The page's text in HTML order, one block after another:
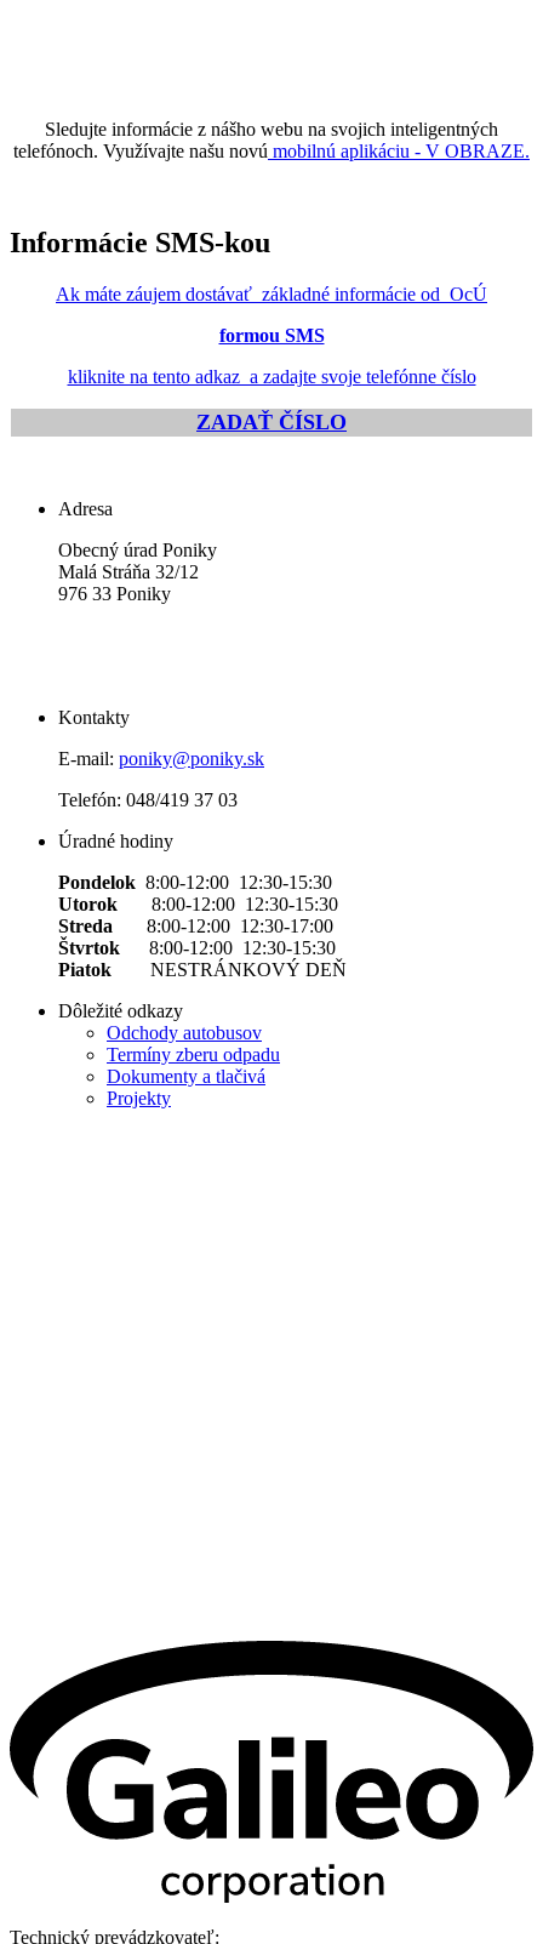
Sledujte informácie z nášho webu na svojich inteligentných
telefónoch. Využívajte našu novú mobilnú aplikáciu - V OBRAZE.
Informácie SMS-kou
Ak máte záujem dostávať základné informácie od OcÚ
formou SMS
kliknite na tento adkaz a zadajte svoje telefónne číslo
ZADAŤ ČÍSLO
Adresa
Obecný úrad Poniky
Malá Stráňa 32/12
976 33 Poniky
Kontakty
E-mail: poniky@poniky.sk
Telefón: 048/419 37 03
Úradné hodiny
Pondelok 8:00-12:00 12:30-15:30
Utorok 8:00-12:00 12:30-15:30
Streda 8:00-12:00 12:30-17:00
Štvrtok
8:00-12:00 12:30-15:30
Piatok NESTRÁNKOVÝ DEŇ
Dôležité odkazy
Odchody autobusov
Termíny zberu odpadu
Dokumenty a tlačivá
Projekty
Technický prevádzkovateľ: